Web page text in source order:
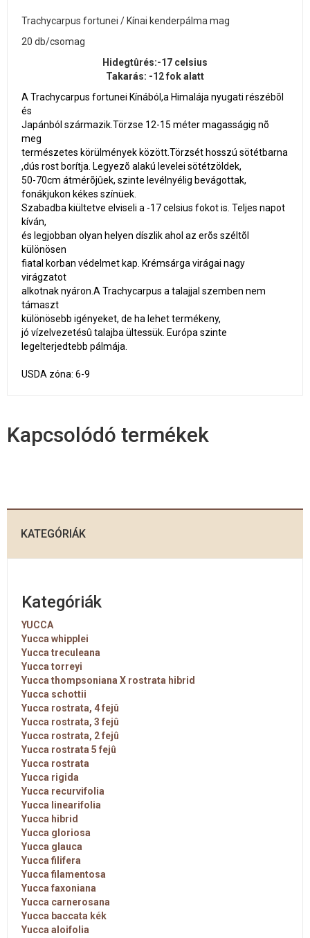
Trachycarpus fortunei / Kínai kenderpálma mag
20 db/csomag
Hidegtûrés:-17 celsius
Takarás: -12 fok alatt
A Trachycarpus fortunei Kínából,a Himalája nyugati részébõl
és
Japánból származik.Törzse 12-15 méter magasságig nõ
meg
természetes körülmények között.Törzsét hosszú sötétbarna
,dús rost borítja. Legyezõ alakú levelei sötétzöldek,
50-70cm átmérõjûek, szinte levélnyélig bevágottak,
fonákjukon kékes színüek.
Szabadba kiültetve elviseli a -17 celsius fokot is. Teljes napot
kíván,
és legjobban olyan helyen díszlik ahol az erõs széltõl
különösen
fiatal korban védelmet kap. Krémsárga virágai nagy
virágzatot
alkotnak nyáron.A Trachycarpus a talajjal szemben nem
támaszt
különösebb igényeket, de ha lehet termékeny,
jó vízelvezetésû talajba ültessük. Európa szinte
legelterjedtebb pálmája.
USDA zóna: 6-9
Kapcsolódó termékek
KATEGÓRIÁK
Kategóriák
YUCCA
Yucca whipplei
Yucca treculeana
Yucca torreyi
Yucca thompsoniana X rostrata hibrid
Yucca schottii
Yucca rostrata, 4 fejû
Yucca rostrata, 3 fejû
Yucca rostrata, 2 fejû
Yucca rostrata 5 fejû
Yucca rostrata
Yucca rigida
Yucca recurvifolia
Yucca linearifolia
Yucca hibrid
Yucca gloriosa
Yucca glauca
Yucca filifera
Yucca filamentosa
Yucca faxoniana
Yucca carnerosana
Yucca baccata kék
Yucca aloifolia